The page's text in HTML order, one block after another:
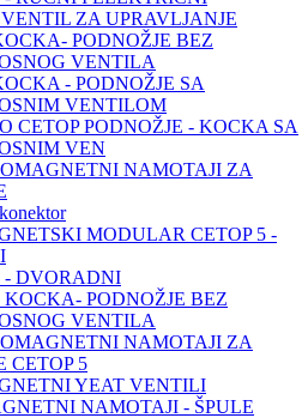
ZA UPRAVLJANJE
PODNOŽJE BEZ
VENTILA
- PODNOŽJE SA
VENTILOM
CETOP PODNOŽJE - KOCKA SA
VEN
NAMOTAJI ZA
MODULAR CETOP 5 -
- DVORADNI
KOCKA- PODNOŽJE BEZ
VENTILA
NAMOTAJI ZA
CETOP 5
YEAT VENTILI
NAMOTAJI - ŠPULE